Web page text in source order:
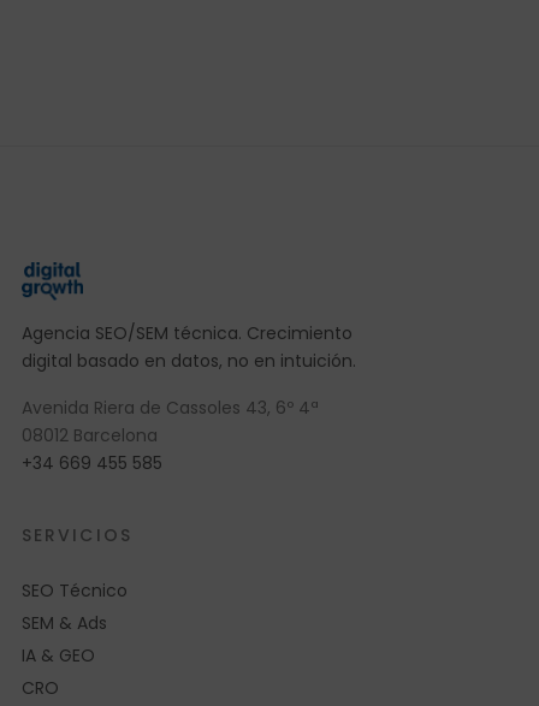
Agencia SEO/SEM técnica. Crecimiento
digital basado en datos, no en intuición.
Avenida Riera de Cassoles 43, 6º 4ª
08012 Barcelona
+34 669 455 585
SERVICIOS
SEO Técnico
SEM & Ads
IA & GEO
CRO